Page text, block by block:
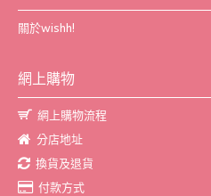
關於wishh!
網上購物
網上購物流程
分店地址
換貨及退貨
付款方式